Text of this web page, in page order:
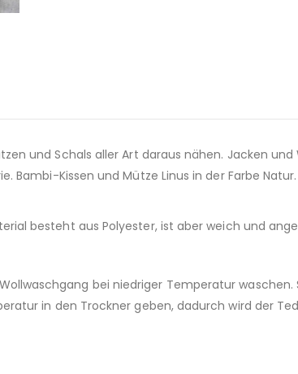
und Schals aller Art daraus nähen. Jacken
Bambi-Kissen und Mütze Linus in der Farbe
besteht aus Polyester, ist aber weich und
bei niedriger Temperatur
in den Trockner geben, dadurch wird der